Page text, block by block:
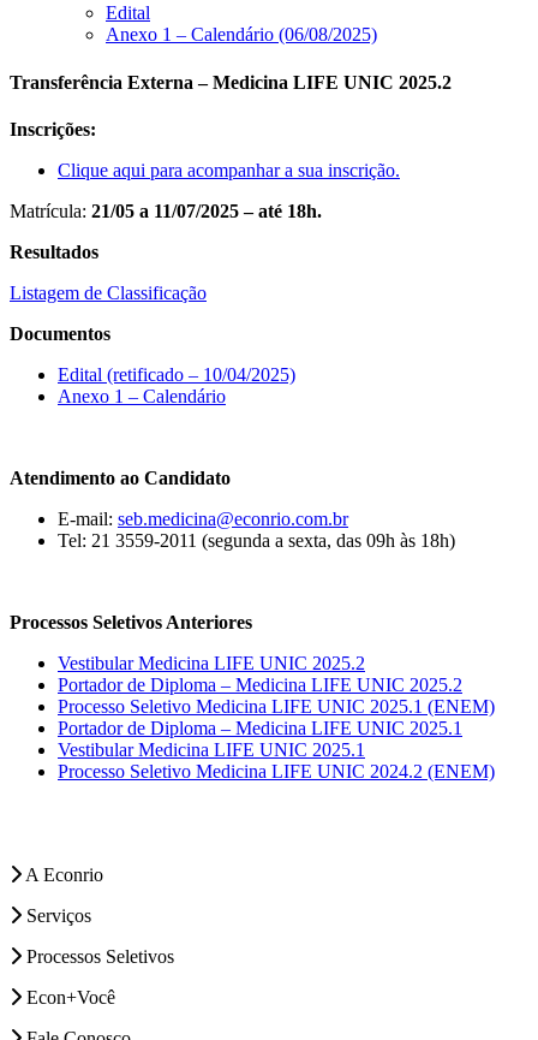
Edital
Anexo 1 – Calendário (06/08/2025)
Transferência Externa – Medicina LIFE UNIC 2025.2
Inscrições:
Clique aqui para acompanhar a sua inscrição.
Matrícula: 21/05 a 11/07/2025 – até 18h.
Resultados
Listagem de Classificação
Documentos
Edital (retificado – 10/04/2025)
Anexo 1 – Calendário
Atendimento ao Candidato
E-mail: seb.medicina@econrio.com.br
Tel: 21 3559-2011 (segunda a sexta, das 09h às 18h)
Processos Seletivos Anteriores
Vestibular Medicina LIFE UNIC 2025.2
Portador de Diploma – Medicina LIFE UNIC 2025.2
Processo Seletivo Medicina LIFE UNIC 2025.1 (ENEM)
Portador de Diploma – Medicina LIFE UNIC 2025.1
Vestibular Medicina LIFE UNIC 2025.1
Processo Seletivo Medicina LIFE UNIC 2024.2 (ENEM)
A Econrio
Serviços
Processos Seletivos
Econ+Você